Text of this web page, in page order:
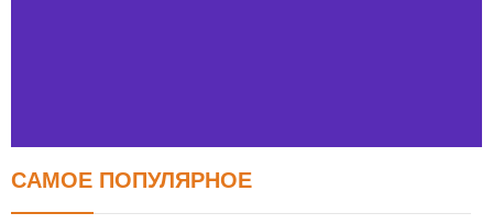
Тест FERMI
САМОЕ ПОПУЛЯРНОЕ